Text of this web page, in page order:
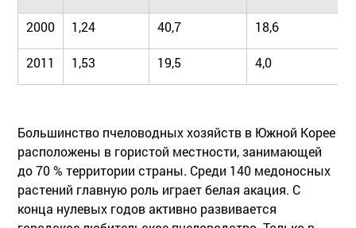
2000 1,24 40,7 18,6
2011 1,53 19,5 4,0
Большинство пчеловодных хозяйств в Южной Корее
расположены в гористой местности, занимающей
до 70 % территории страны. Среди 140 медоносных
растений главную роль играет белая акация. С
конца нулевых годов активно развивается